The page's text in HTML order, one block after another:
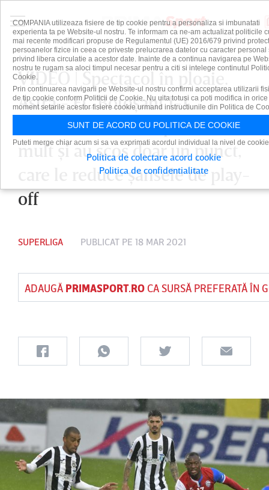
VIDEO | Spectacol în ploaie.
Astra - FC Botoşani 1-1.
Gazdele au ratat nepermis de
mult şi au scos doar un punct,
care le reduce şansele de play-
off
SUPERLIGA PUBLICAT PE 18 MAR 2021
ADAUGĂ PRIMASPORT.ROCA SURSĂ PREFERATĂ ÎN
COMPANIA utilizeaza fisiere de tip cookie pentru a personaliza si imbunatati
experienta ta pe Website-ul nostru. Te informam ca ne-am actualizat politicile
mai recente modificari propuse de Regulamentul (UE) 2016/679 privind
persoanelor fizice in ceea ce priveste prelucrarea datelor cu caracter personal
privind libera circulatie a acestor date. Inainte de a continua navigarea pe
nostru te rugam sa aloci timpul necesar pentru a citi si intelege continutul
Cookie.
Prin continuarea navigarii pe Website-ul nostru confirmi acceptarea utilizarii
de tip cookie conform Politicii de Cookie. Nu uita totusi ca poti modifica in orice
moment setarile acestor fisiere cookie urmand instructiunile din Politica de
SUNT DE ACORD CU POLITICA DE COOKIE
Puteti merge chiar acum si sa va exprimati acordul individual la nivel de
Politica de colectare acord cookie
Politica de confidentialitate